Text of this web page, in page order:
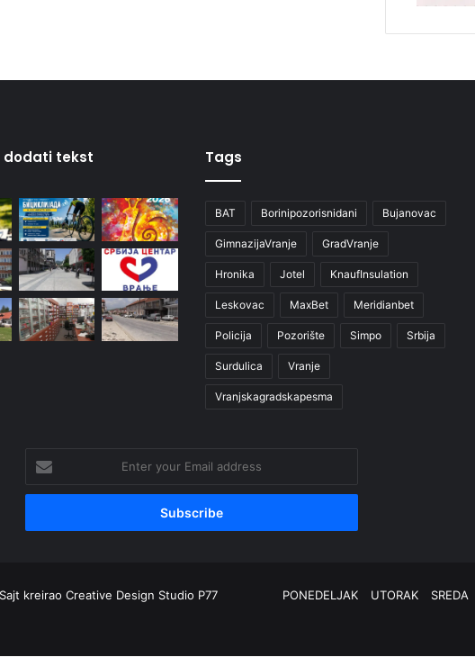
dodati tekst Tags
BAT Borinipozorisnidani Bujanovac
GimnazijaVranje GradVranje
Hronika Jotel KnaufInsulation
Leskovac MaxBet Meridianbet
Policija Pozorište Simpo Srbija
Surdulica Vranje
Vranjskagradskapesma
your
Email
Sajt kreirao Creative Design Studio P77 PONEDELJAK UTORAK SREDA